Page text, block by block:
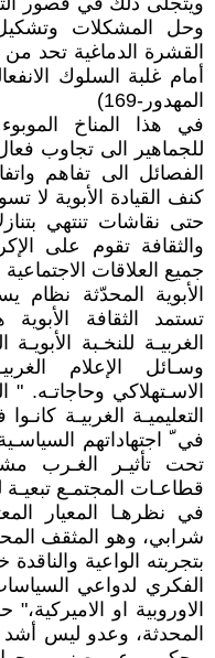
وحل المشكلات وتشكيل
القشرة الدماغية تحد
أمام غلبة السلوك
المهدور-169)
في هذا المناخ
للجماهير الى تجاوب
الفصائل الى تفاهم
كنف القيادة الأبوية لا
حتى نقاشات تنتهي
والثقافة تقوم على
جميع العلاقات
الأبوية المحدّثة نظام
تستمد الثقافة الأبوية
الغربيـة للنخـبة
وسـائل الإعلام
الاسـتهلاكي وحاجاتـه.
التعليميـة الغربيـة
في ّ اجتهاداتهم
تحت تأثيـر الغـرب
قطاعـات المجتمـع
في نظرهـا المعيار
شرابي، وهو المثقف
بتجربته الواعية
الفكري لدواعي
الاوروبية او
المحدثة، وعدو ليس أشد